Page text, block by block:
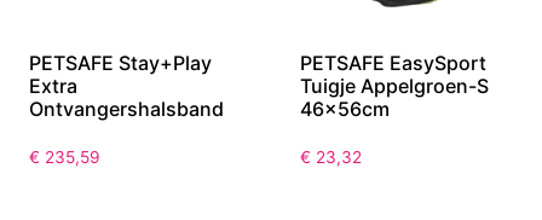
PETSAFE Stay+Play
Extra
Ontvangershalsband
€ 235,59
PETSAFE EasySport
Tuigje Appelgroen-S
46x56cm
€ 23,32